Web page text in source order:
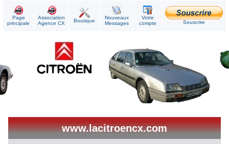
Page
principale
Association
Agence CX
Boutique
Nouveaux
Messages
Votre
compte
Souscrire
www.lacitroencx.com